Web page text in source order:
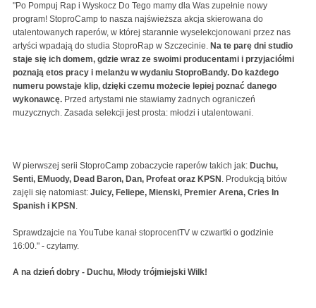
"Po Pompuj Rap i Wyskocz Do Tego mamy dla Was zupełnie nowy
program! StoproCamp to nasza najświeższa akcja skierowana do
utalentowanych raperów, w której starannie wyselekcjonowani przez nas
artyści wpadają do studia StoproRap w Szczecinie. Na te parę dni studio
staje się ich domem, gdzie wraz ze swoimi producentami i przyjaciółmi
poznają etos pracy i melanżu w wydaniu StoproBandy. Do każdego
numeru powstaje klip, dzięki czemu możecie lepiej poznać danego
wykonawcę. Przed artystami nie stawiamy żadnych ograniczeń
muzycznych. Zasada selekcji jest prosta: młodzi i utalentowani.
W pierwszej serii StoproCamp zobaczycie raperów takich jak: Duchu,
Senti, EMuody, Dead Baron, Dan, Profeat oraz KPSN . Produkcją bitów
zajęli się natomiast: Juicy, Feliepe, Mienski, Premier Arena, Cries In
Spanish i KPSN .
Sprawdzajcie na YouTube kanał stoprocentTV w czwartki o godzinie
16:00." - czytamy.
A na dzień dobry - Duchu, Młody trójmiejski Wilk!